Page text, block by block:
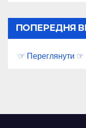
ПОПЕРЕДНЯ
☞ Переглянути ☞